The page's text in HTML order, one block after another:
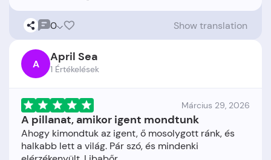
0 Show translation
A April Sea
1 Értékelések
Március 29, 2026
A pillanat, amikor igent mondtunk
Ahogy kimondtuk az igent, ő mosolygott ránk, és
halkabb lett a világ. Pár szó, és mindenki